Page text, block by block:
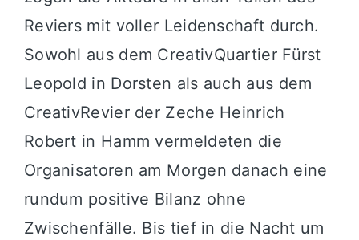
Reviers mit voller Leidenschaft durch.
Sowohl aus dem CreativQuartier Fürst
Leopold in Dorsten als auch aus dem
CreativRevier der Zeche Heinrich
Robert in Hamm vermeldeten die
Organisatoren am Morgen danach eine
rundum positive Bilanz ohne
Zwischenfälle. Bis tief in die Nacht um